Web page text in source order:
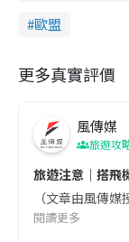
歐盟
更多真實評價
風傳媒
旅遊攻
旅遊注意｜搭飛
（文章由風傳
閱讀更多